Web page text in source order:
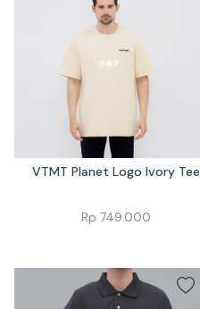
VTMT Planet Logo Ivory Tee
Rp 749.000